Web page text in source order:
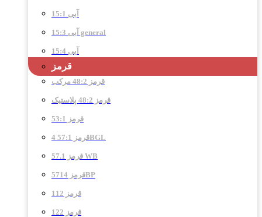
آبی 15:1
آبی 15:3 general
آبی 15:4
قرمز
قرمز 48:2 مرکب
قرمز 48:2 پلاستیک
قرمز 53:1
قرمز 57:1 4BGL
قرمز 57.1 WB
قرمز 5714BP
قرمز 112
قرمز 122